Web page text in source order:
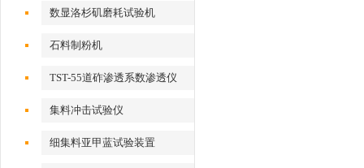
数显洛杉矶磨耗试验机
石料制粉机
TST-55道砟渗透系数渗透仪
集料冲击试验仪
细集料亚甲蓝试验装置